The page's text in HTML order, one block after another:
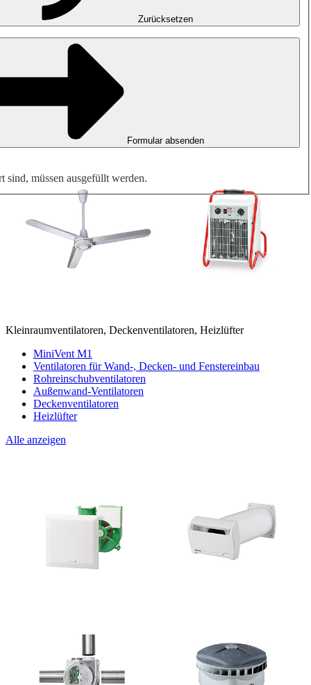
Kleinraumventilatoren, Deckenventilatoren, Heizlüfter
MiniVent M1
Ventilatoren für Wand-, Decken- und Fenstereinbau
Rohreinschubventilatoren
Außenwand-Ventilatoren
Deckenventilatoren
Heizlüfter
Alle anzeigen
Zurücksetzen
Formular absenden
sind, müssen ausgefüllt werden.